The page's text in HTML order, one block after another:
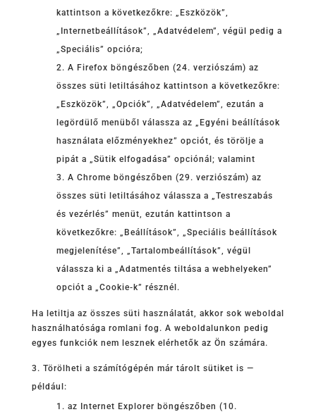
kattintson a következőkre: „Eszközök”,
„Internetbeállítások”, „Adatvédelem”, végül pedig a
„Speciális” opcióra;
A Firefox böngészőben (24. verziószám) az
összes süti letiltásához kattintson a következőkre:
„Eszközök”, „Opciók”, „Adatvédelem”, ezután a
legördülő menüből válassza az „Egyéni beállítások
használata előzményekhez” opciót, és törölje a
pipát a „Sütik elfogadása” opciónál; valamint
A Chrome böngészőben (29. verziószám) az
összes süti letiltásához válassza a „Testreszabás
és vezérlés” menüt, ezután kattintson a
következőkre: „Beállítások”, „Speciális beállítások
megjelenítése”, „Tartalombeállítások”, végül
válassza ki a „Adatmentés tiltása a webhelyeken”
opciót a „Cookie-k” résznél.
Ha letiltja az összes süti használatát, akkor sok weboldal
használhatósága romlani fog. A weboldalunkon pedig
egyes funkciók nem lesznek elérhetők az Ön számára.
Törölheti a számítógépén már tárolt sütiket is —
például:
az Internet Explorer böngészőben (10.